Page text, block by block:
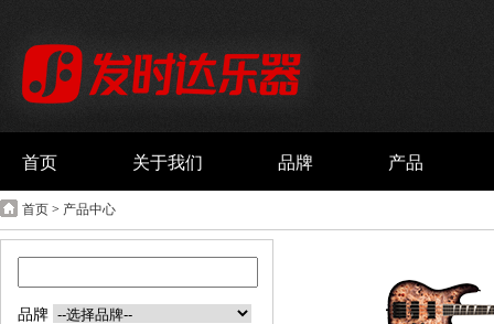
首页 关于我们 品牌 产品
首页 > 产品中心
品牌